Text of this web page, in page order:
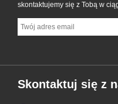
skontaktujemy się z Tobą w
Skontaktuj się z